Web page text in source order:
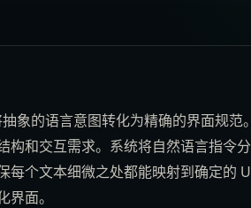
象的语言意图转化为精确的界面规范
和交互需求。系统将自然语言指令
个文本细微之处都能映射到确定的
面。